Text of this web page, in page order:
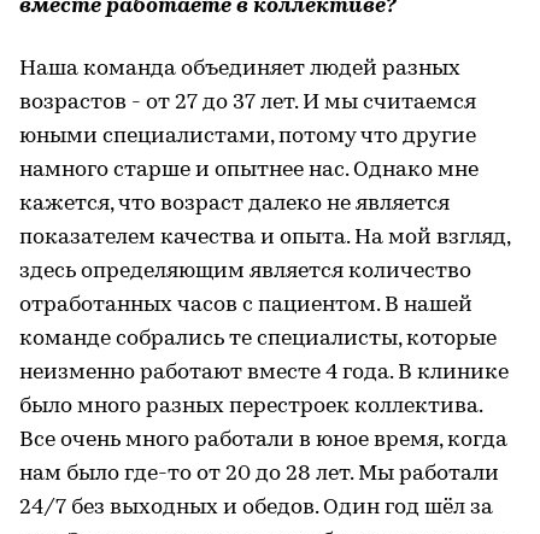
вместе работаете в коллективе?
Наша команда объединяет людей разных
возрастов - от 27 до 37 лет. И мы считаемся
юными специалистами, потому что другие
намного старше и опытнее нас. Однако мне
кажется, что возраст далеко не является
показателем качества и опыта. На мой взгляд,
здесь определяющим является количество
отработанных часов с пациентом. В нашей
команде собрались те специалисты, которые
неизменно работают вместе 4 года. В клинике
было много разных перестроек коллектива.
Все очень много работали в юное время, когда
нам было где-то от 20 до 28 лет. Мы работали
24/7 без выходных и обедов. Один год шёл за